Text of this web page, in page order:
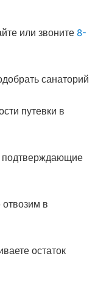
или звоните 8-
санаторий
путевки в
отвозим в
остаток